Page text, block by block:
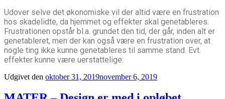
Udover selve det økonomiske vil der altid være en frustration
hos skadelidte, da hjemmet og effekter skal genetableres.
Frustrationen opstår bl.a. grundet den tid, der går, inden alt er
genetableret, men der kan også være en frustration over, at
nogle ting ikke kunne genetableres til samme stand. Evt.
effekter kunne være uerstattelige.
Udgivet den oktober 31, 2019november 6, 2019